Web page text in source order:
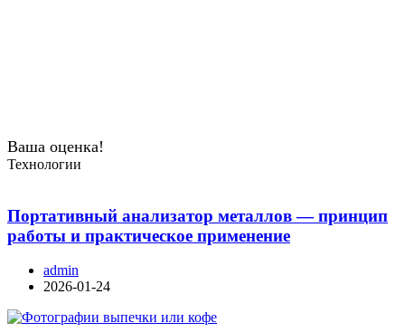
Ваша оценка!
Технологии
Портативный анализатор металлов — принцип
работы и практическое применение
admin
2026-01-24